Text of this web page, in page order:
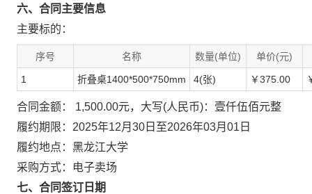
六、合同主要信息
主要标的：
序号 名称 数量(单位) 单价(元)
1 折叠桌1400*500*750mm 4(张) ￥375.00
合同金额： 1,500.00元，大写(人民币)：壹仟伍佰元整
履约期限：2025年12月30日至2026年03月01日
履约地点：黑龙江大学
采购方式：电子卖场
七、合同签订日期